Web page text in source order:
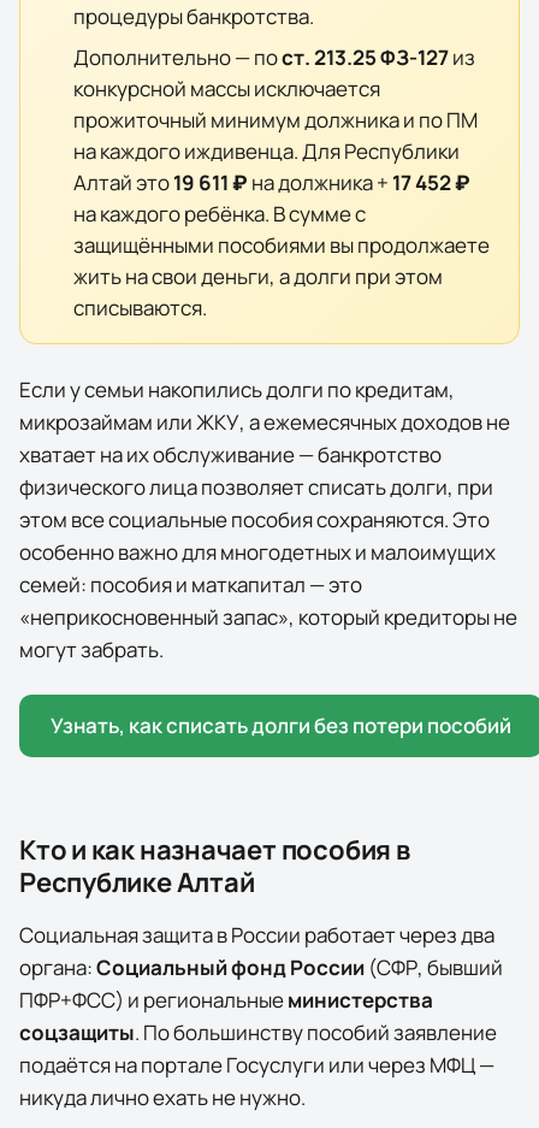
процедуры банкротства.
Дополнительно — пост. 213.25 ФЗ-127из
конкурсной массы исключается
прожиточный минимум должника и по ПМ
на каждого иждивенца. ДляРеспублики
Алтайэто19 611 ₽ на должника + 17 452 ₽
на каждого ребёнка. В сумме с
защищёнными пособиями вы продолжаете
жить на свои деньги, а долги при этом
списываются.
Если у семьи накопились долги по кредитам,
микрозаймам или ЖКУ, а ежемесячных доходов не
хватает на их обслуживание — банкротство
физического лица позволяет списать долги, при
этом все социальные пособия сохраняются. Это
особенно важно для многодетных и малоимущих
семей: пособия и маткапитал — это
«неприкосновенный запас», который кредиторы не
могут забрать.
Узнать, как списать долги без потери пособий
Кто и как назначает пособия в
Республике Алтай
Социальная защита в России работает через два
органа:Социальный фонд России (СФР, бывший
ПФР+ФСС) и региональныеминистерства
соцзащиты. По большинству пособий заявление
подаётся на порталеГосуслуги или через МФЦ —
никуда лично ехать не нужно.